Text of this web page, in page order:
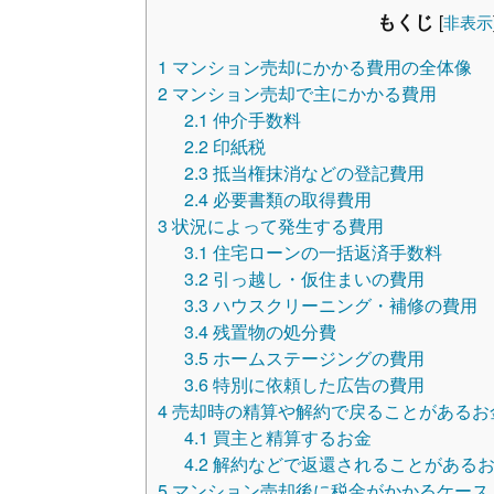
もくじ [非表示
1 マンション売却にかかる費用の全体像
2 マンション売却で主にかかる費用
2.1 仲介手数料
2.2 印紙税
2.3 抵当権抹消などの登記費用
2.4 必要書類の取得費用
3 状況によって発生する費用
3.1 住宅ローンの一括返済手数料
3.2 引っ越し・仮住まいの費用
3.3 ハウスクリーニング・補修の費用
3.4残置物の処分費
3.5ホームステージングの費用
3.6特別に依頼した広告の費用
4売却時の精算や解約で戻ることがあるお
4.1 買主と精算するお金
4.2解約などで返還されることがある